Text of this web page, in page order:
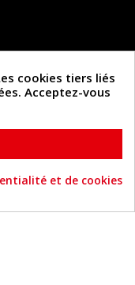
cookies tiers liés
Acceptez-vous
et de cookies